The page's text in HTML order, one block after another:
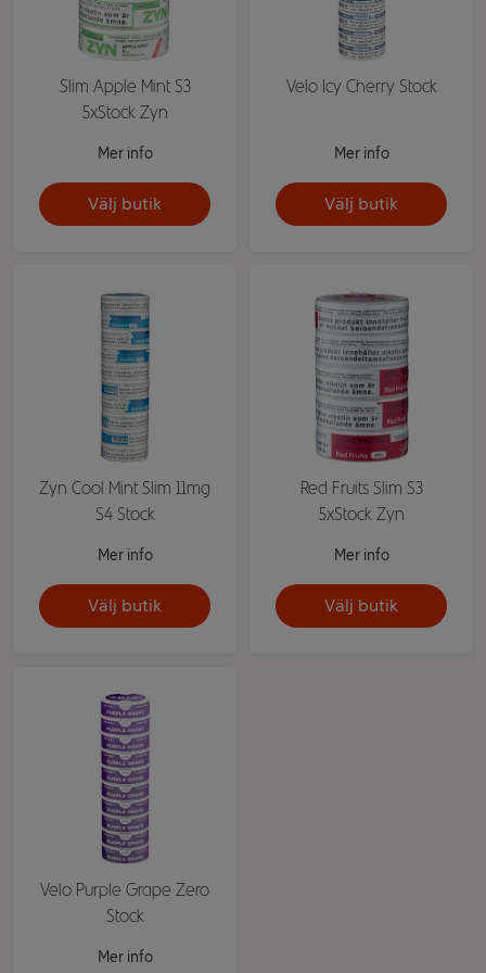
Slim Apple Mint S3
5xStock Zyn
Mer info
Välj butik
Velo Icy Cherry Stock
Mer info
Välj butik
Zyn Cool Mint Slim 11mg
S4 Stock
Mer info
Välj butik
Red Fruits Slim S3
5xStock Zyn
Mer info
Välj butik
Velo Purple Grape Zero
Stock
Mer info